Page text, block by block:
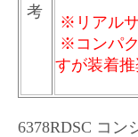
考
※リアルサ
※コンパ
すが装着推
6378RDSC コン